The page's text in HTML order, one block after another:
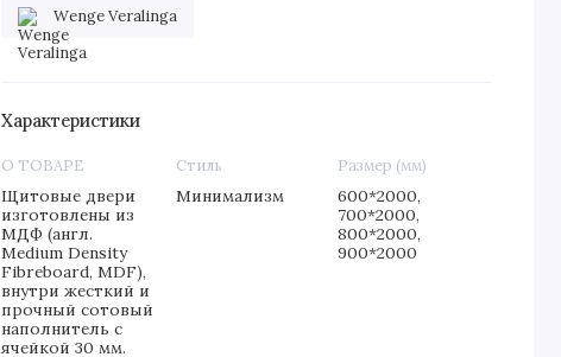
Wenge Veralinga
Характеристики
О ТОВАРЕ
Щитовые двери
изготовлены из
МДФ (англ.
Medium Density
Fibreboard, MDF),
внутри жесткий и
прочный сотовый
наполнитель с
ячейкой 30 мм.
Стиль
Минимализм
Размер (мм)
600*2000,
700*2000,
800*2000,
900*2000